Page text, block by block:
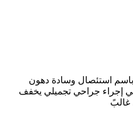
باسم استئصال وسادة دهون
إجراء جراحي تجميلي يخفف
غالبً